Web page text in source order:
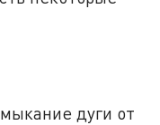
дуги от